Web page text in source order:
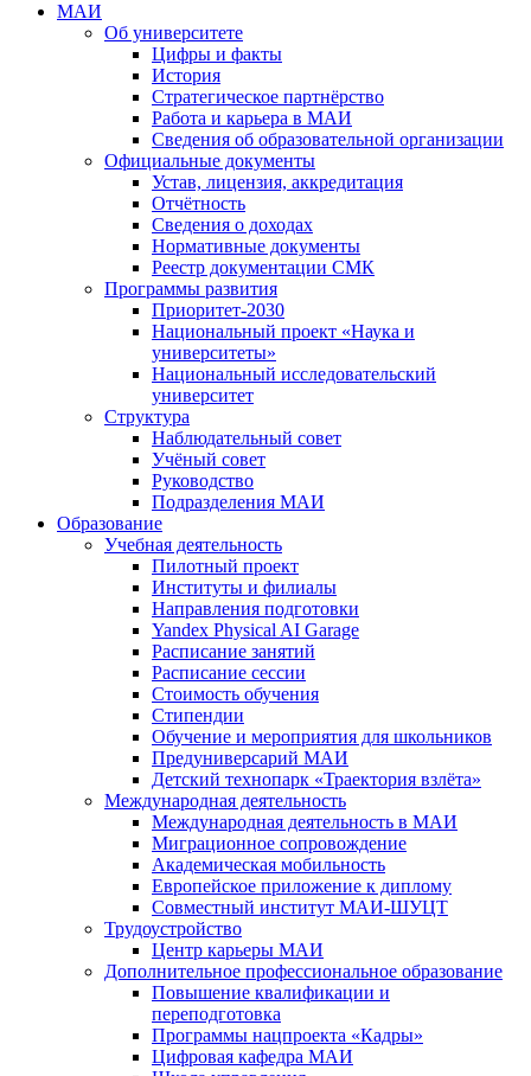
МАИ
Об университете
Цифры и факты
История
Стратегическое партнёрство
Работа и карьера в МАИ
Сведения об образовательной организации
Официальные документы
Устав, лицензия, аккредитация
Отчётность
Сведения о доходах
Нормативные документы
Реестр документации СМК
Программы развития
Приоритет-2030
Национальный проект «Наука и
университеты»
Национальный исследовательский
университет
Структура
Наблюдательный совет
Учёный совет
Руководство
Подразделения МАИ
Образование
Учебная деятельность
Пилотный проект
Институты и филиалы
Направления подготовки
Yandex Physical AI Garage
Расписание занятий
Расписание сессии
Стоимость обучения
Стипендии
Обучение и мероприятия для школьников
Предуниверсарий МАИ
Детский технопарк «Траектория взлёта»
Международная деятельность
Международная деятельность в МАИ
Миграционное сопровождение
Академическая мобильность
Европейское приложение к диплому
Совместный институт МАИ-ШУЦТ
Трудоустройство
Центр карьеры МАИ
Дополнительное профессиональное образование
Повышение квалификации и
переподготовка
Программы нацпроекта «Кадры»
Цифровая кафедра МАИ